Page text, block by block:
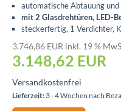
automatische Abtauung
mit 2 Glasdrehtüren, LED-
steckerfertig, 1 Verdichter,
3.746,86 EUR inkl. 19 %
3.148,62 EUR
Versandkostenfrei
Lieferzeit: 3 - 4 Wochen nach